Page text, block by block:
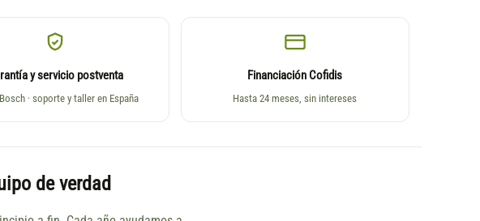
y servicio postventa
· soporte y taller en España
Financiación Cofidis
Hasta 24 meses, sin intereses
de verdad